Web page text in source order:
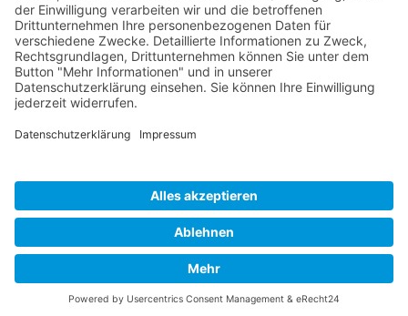
Ein kleiner Auszug aus dem Repertoire: „Oh
Happy Day“, „He´s Got The Whole World“,
„Down By The Riverside“, „His Eye Is On The
Sparrow“, „Joyfull, Joyfull“ u.v.m.
Impressum Datenschutz Links
Developed and powered bygrafix.house